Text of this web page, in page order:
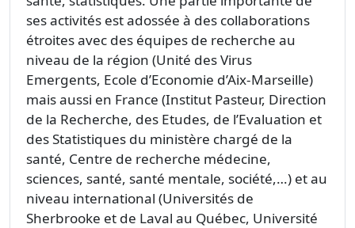
ses activités est adossée à des collaborations
étroites avec des équipes de recherche au
niveau de la région (Unité des Virus
Emergents, Ecole d’Economie d’Aix-Marseille)
mais aussi en France (Institut Pasteur, Direction
de la Recherche, des Etudes, de l’Evaluation et
des Statistiques du ministère chargé de la
santé, Centre de recherche médecine,
sciences, santé, santé mentale, société,…) et au
niveau international (Universités de
Sherbrooke et de Laval au Québec, Université